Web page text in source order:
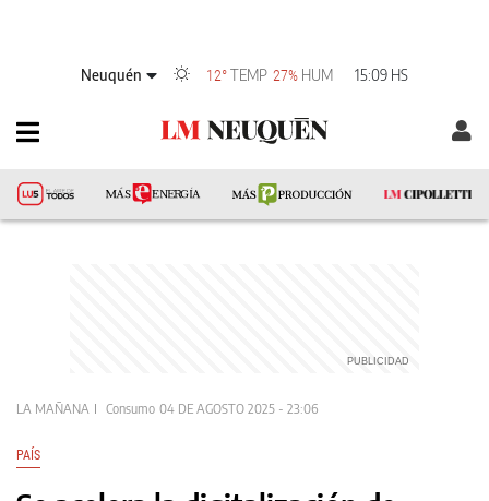
Neuquén 12°TEMP 27% HUM 15:09 HS
LA MAÑANA Consumo 04 DE AGOSTO 2025 - 23:06
PAÍS